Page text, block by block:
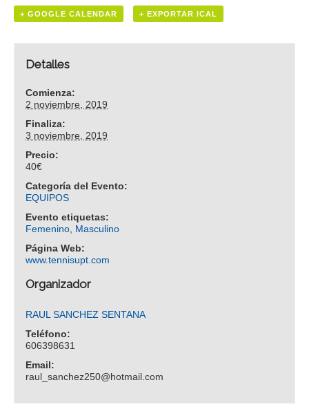
+ GOOGLE CALENDAR + EXPORTAR ICAL
Detalles
Comienza:
2 noviembre, 2019
Finaliza:
3 noviembre, 2019
Precio:
40€
Categoría del Evento:
EQUIPOS
Evento etiquetas:
Femenino, Masculino
Página Web:
www.tennisupt.com
Organizador
RAUL SANCHEZ SENTANA
Teléfono:
606398631
Email:
raul_sanchez250@hotmail.com